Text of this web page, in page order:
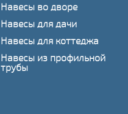
Навесы во дворе
Навесы для дачи
Навесы для коттеджа
Навесы из профильной
трубы